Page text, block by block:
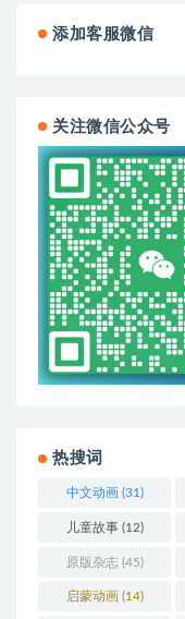
添加客服微信
关注微信公众号
热搜词
中文动画(31)
儿童故事(12)
原版杂志(45)
启蒙动画 (14)